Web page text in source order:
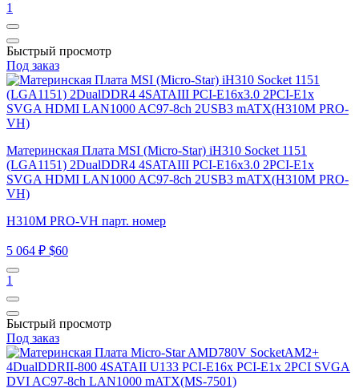
1
Быстрый просмотр
Под заказ
Материнская Плата MSI (Micro-Star) iH310 Socket 1151
(LGA1151) 2DualDDR4 4SATAIII PCI-E16x3.0 2PCI-E1x
SVGA HDMI LAN1000 AC97-8ch 2USB3 mATX(H310M PRO-
VH)
H310M PRO-VH парт. номер
5 064 ₽ $60
1
Быстрый просмотр
Под заказ